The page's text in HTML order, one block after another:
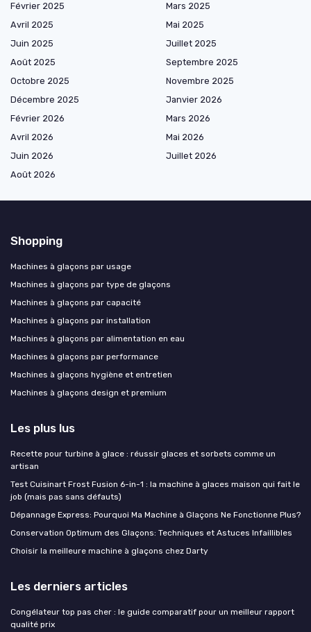
Février 2025
Mars 2025
Avril 2025
Mai 2025
Juin 2025
Juillet 2025
Août 2025
Septembre 2025
Octobre 2025
Novembre 2025
Décembre 2025
Janvier 2026
Février 2026
Mars 2026
Avril 2026
Mai 2026
Juin 2026
Juillet 2026
Août 2026
Shopping
Machines à glaçons par usage
Machines à glaçons par type de glaçons
Machines à glaçons par capacité
Machines à glaçons par installation
Machines à glaçons par alimentation en eau
Machines à glaçons par performance
Machines à glaçons hygiène et entretien
Machines à glaçons design et premium
Les plus lus
Recette pour turbine à glace : réussir glaces et sorbets comme un
artisan
Test Cuisinart Frost Fusion 6-in-1 : la machine à glaces maison qui fait le
job (mais pas sans défauts)
Dépannage Express: Pourquoi Ma Machine à Glaçons Ne Fonctionne Plus?
Conservation Optimum des Glaçons: Techniques et Astuces Infaillibles
Choisir la meilleure machine à glaçons chez Darty
Les derniers articles
Congélateur top pas cher : le guide comparatif pour un meilleur rapport
qualité prix